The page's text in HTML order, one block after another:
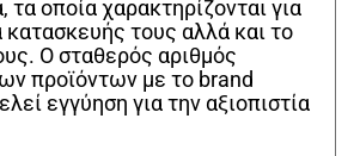
τα οποία χαρακτηρίζονται για
κατασκευής τους αλλά και το
Ο σταθερός αριθμός
προϊόντων με το brand
εγγύηση για την αξιοπιστία